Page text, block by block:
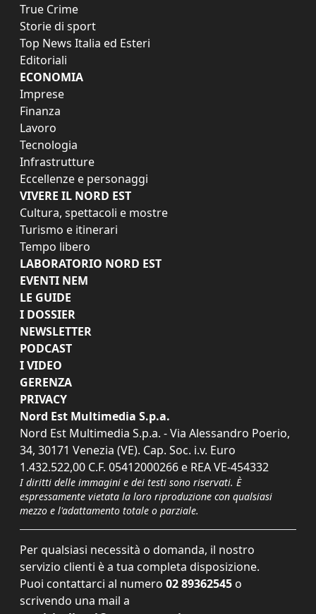
True Crime
Storie di sport
Top News Italia ed Esteri
Editoriali
ECONOMIA
Imprese
Finanza
Lavoro
Tecnologia
Infrastrutture
Eccellenze e personaggi
VIVERE IL NORD EST
Cultura, spettacoli e mostre
Turismo e itinerari
Tempo libero
LABORATORIO NORD EST
EVENTI NEM
LE GUIDE
I DOSSIER
NEWSLETTER
PODCAST
I VIDEO
GERENZA
PRIVACY
Nord Est Multimedia S.p.a.
Nord Est Multimedia S.p.a. - Via Alessandro Poerio,
34, 30171 Venezia (VE). Cap. Soc. i.v. Euro
1.432.522,00 C.F. 05412000266 e REA VE-454332
I diritti delle immagini e dei testi sono riservati. È
espressamente vietata la loro riproduzione con qualsiasi
mezzo e l'adattamento totale o parziale.
Per qualsiasi necessità o domanda, il nostro
servizio clienti è a tua completa disposizione.
Puoi contattarci al numero 02 89362545 o
scrivendo una mail a